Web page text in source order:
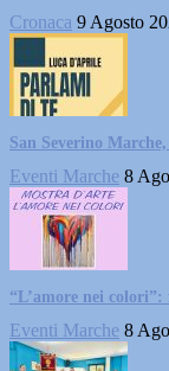
Cronaca 9 Agosto
San Severino
Eventi Marche 8
“L’amore nei
Eventi Marche 8